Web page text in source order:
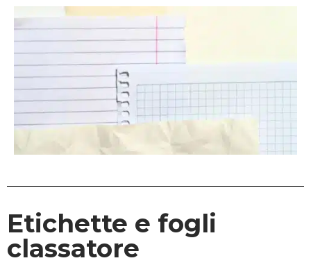
Etichette e fogli
classatore